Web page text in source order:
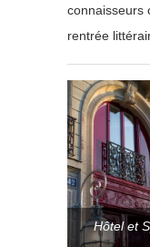
connaisseurs
rentrée
Hôtel et